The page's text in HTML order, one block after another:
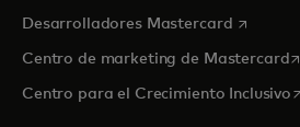
Desarrolladores Mastercard se abre
Centro de marketing de Mastercard
Centro para el Crecimiento Inclusivo